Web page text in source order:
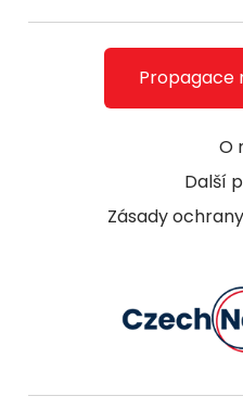
O
Další
Zásady
Propagace